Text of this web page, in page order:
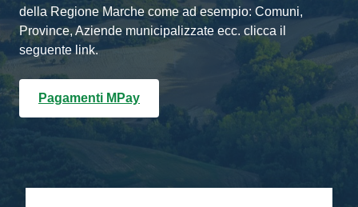
della Regione Marche come ad esempio: Comuni,
Province, Aziende municipalizzate ecc. clicca il
seguente link.
Pagamenti MPay